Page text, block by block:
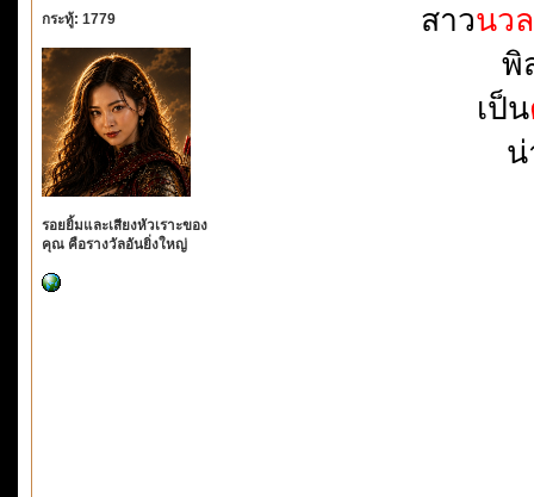
กระทู้: 1779
รอยยิ้มและเสียงหัวเราะของ
คุณ คือรางวัลอันยิ่งใหญ่
สาวนว
พิ
เป็น